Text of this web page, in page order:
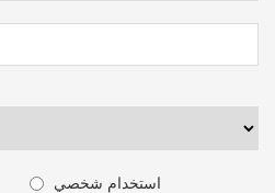
استخدام شخصي